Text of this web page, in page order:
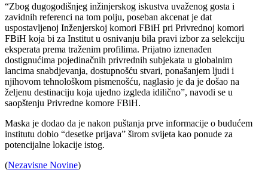
“Zbog dugogodišnjeg inžinjerskog iskustva uvaženog gosta i
zavidnih referenci na tom polju, poseban akcenat je dat
uspostavljenoj Inženjerskoj komori FBiH pri Privrednoj komori
FBiH koja bi za Institut u osnivanju bila pravi izbor za selekciju
eksperata prema traženim profilima. Prijatno iznenađen
dostignućima pojedinačnih privrednih subjekata u globalnim
lancima snabdjevanja, dostupnošću stvari, ponašanjem ljudi i
njihovom tehnološkom pismenošću, naglasio je da je došao na
željenu destinaciju koja ujedno izgleda idilično”, navodi se u
saopštenju Privredne komore FBiH.
Maska je dodao da je nakon puštanja prve informacije o budućem
institutu dobio “desetke prijava” širom svijeta kao ponude za
potencijalne lokacije istog.
(Nezavisne Novine)